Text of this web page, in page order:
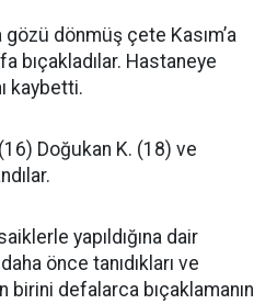
dönmüş çete Kasım’a
bıçakladılar. Hastaneye
kaybetti.
(16) Doğukan K. (18) ve
yapıldığına dair
önce tanıdıkları ve
birini defalarca bıçaklamanın